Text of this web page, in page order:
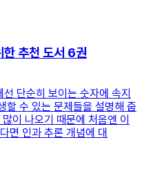
한 추천 도서 6권
단순히 보이는 숫자에 속지
할 수 있는 문제들을 설명해 줍
이 나오기 때문에 처음엔 이
면 인과 추론 개념에 대